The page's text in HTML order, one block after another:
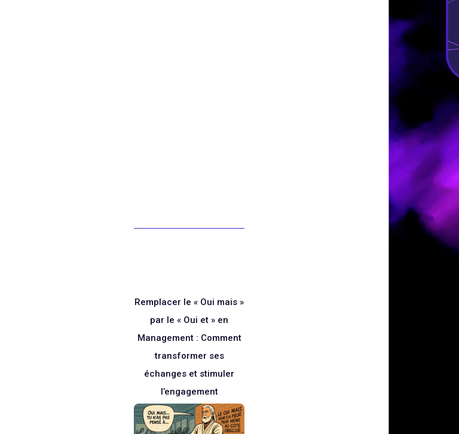
Remplacer le « Oui mais »
par le « Oui et » en
Management : Comment
transformer ses
échanges et stimuler
l’engagement